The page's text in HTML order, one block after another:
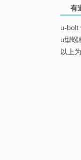
有
u-bolt
u型螺
以上